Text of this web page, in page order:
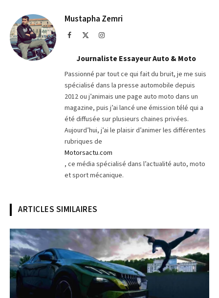
Telegram
Mustapha Zemri
Facebook Instagram
Journaliste Essayeur Auto & Moto
Passionné par tout ce qui fait du bruit, je me suis
spécialisé dans la presse automobile depuis
2012 ou j’animais une page auto moto dans un
magazine, puis j’ai lancé une émission télé qui a
été diffusée sur plusieurs chaines privées.
Aujourd’hui, j’ai le plaisir d’animer les différentes
rubriques de
Motorsactu.com
, ce média spécialisé dans l’actualité auto, moto
et sport mécanique.
ARTICLES SIMILAIRES
© Peugeot